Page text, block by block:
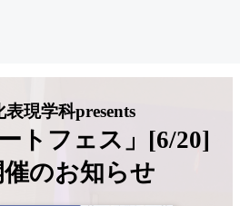
現学科presents
トフェス」[6/20]
のお知らせ